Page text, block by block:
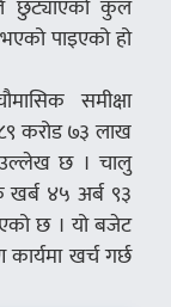
छुट्याएको कुल
पाइएको हो
समीक्षा
करोड ७३ लाख
छ । चालु
४५ अर्ब ९३
छ । यो बजेट
कार्यमा खर्च गर्छ